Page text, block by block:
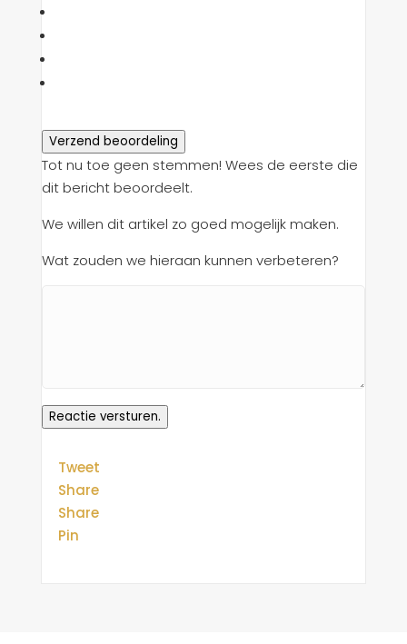
Verzend beoordeling
Tot nu toe geen stemmen! Wees de eerste die
dit bericht beoordeelt.
We willen dit artikel zo goed mogelijk maken.
Wat zouden we hieraan kunnen verbeteren?
Reactie versturen.
Tweet
Share
Share
Pin